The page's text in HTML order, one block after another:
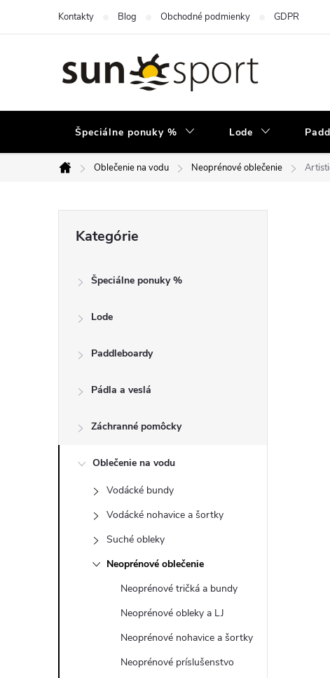
Kontakty Blog Obchodné podmienky GDPR
Špeciálne ponuky % Lode
Domov
Oblečenie na vodu Neoprénové oblečenie
a
kategórie
Kategórie
Špeciálne ponuky %
Lode
Paddleboardy
Pádla a veslá
Záchranné pomôcky
Oblečenie na vodu
Vodácké bundy
Vodácké nohavice a šortky
Suché obleky
Neoprénové oblečenie
Neoprénové tričká a bundy
Neoprénové obleky a LJ
Neoprénové nohavice a šortky
Neoprénové príslušenstvo